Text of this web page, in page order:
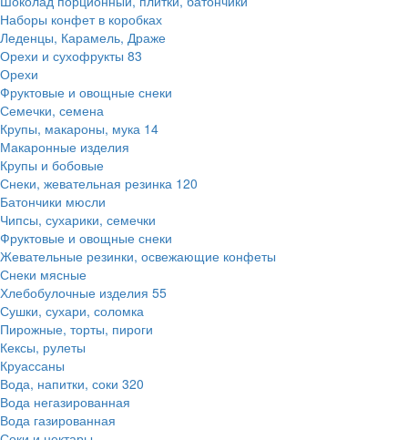
Наборы конфет в коробках
Леденцы, Карамель, Драже
Орехи и сухофрукты 83
Орехи
Фруктовые и овощные снеки
Семечки, семена
Крупы, макароны, мука 14
Макаронные изделия
Крупы и бобовые
Снеки, жевательная резинка 120
Батончики мюсли
Чипсы, сухарики, семечки
Фруктовые и овощные снеки
Жевательные резинки, освежающие конфеты
Снеки мясные
Хлебобулочные изделия 55
Сушки, сухари, соломка
Пирожные, торты, пироги
Кексы, рулеты
Круассаны
Вода, напитки, соки 320
Вода негазированная
Вода газированная